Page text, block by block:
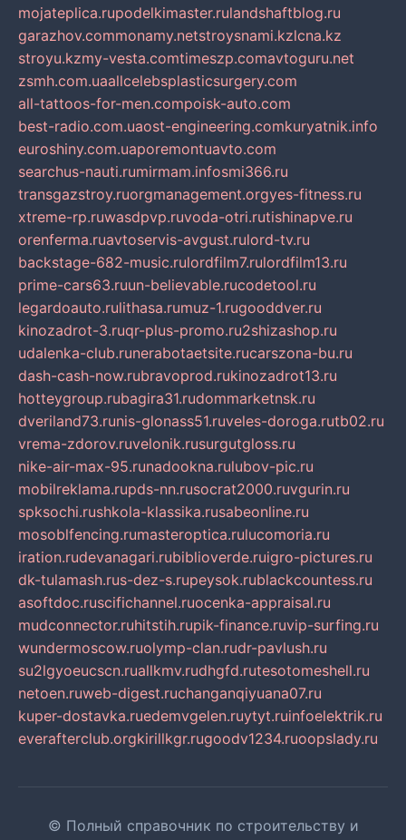
mojateplica.rupodelkimaster.rulandshaftblog.ru
garazhov.commonamy.netstroysnami.kzlcna.kz
stroyu.kzmy-vesta.comtimeszp.comavtoguru.net
zsmh.com.uaallcelebsplasticsurgery.com
all-tattoos-for-men.compoisk-auto.com
best-radio.com.uaost-engineering.comkuryatnik.info
euroshiny.com.uaporemontuavto.com
searchus-nauti.rumirmam.infosmi366.ru
transgazstroy.ruorgmanagement.orgyes-fitness.ru
xtreme-rp.ruwasdpvp.ruvoda-otri.rutishinapve.ru
orenferma.ruavtoservis-avgust.rulord-tv.ru
backstage-682-music.rulordfilm7.rulordfilm13.ru
prime-cars63.ruun-believable.rucodetool.ru
legardoauto.rulithasa.rumuz-1.rugooddver.ru
kinozadrot-3.ruqr-plus-promo.ru2shizashop.ru
udalenka-club.runerabotaetsite.rucarszona-bu.ru
dash-cash-now.rubravoprod.rukinozadrot13.ru
hotteygroup.rubagira31.rudommarketnsk.ru
dveriland73.runis-glonass51.ruveles-doroga.rutb02.ru
vrema-zdorov.ruvelonik.rusurgutgloss.ru
nike-air-max-95.runadookna.rulubov-pic.ru
mobilreklama.rupds-nn.rusocrat2000.ruvgurin.ru
spksochi.rushkola-klassika.rusabeonline.ru
mosoblfencing.rumasteroptica.rulucomoria.ru
iration.rudevanagari.rubiblioverde.ruigro-pictures.ru
dk-tulamash.rus-dez-s.rupeysok.rublackcountess.ru
asoftdoc.ruscifichannel.ruocenka-appraisal.ru
mudconnector.ruhitstih.rupik-finance.ruvip-surfing.ru
wundermoscow.ruolymp-clan.rudr-pavlush.ru
su2lgyoeucscn.ruallkmv.rudhgfd.rutesotomeshell.ru
netoen.ruweb-digest.ruchanganqiyuana07.ru
kuper-dostavka.ruedemvgelen.ruytyt.ruinfoelektrik.ru
everafterclub.orgkirillkgr.rugoodv1234.ruoopslady.ru
© Полный справочник по строительству и